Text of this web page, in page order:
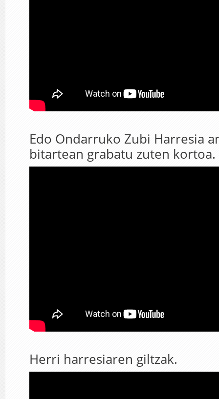
Edo Ondarruko Zubi Harresia
bitartean grabatu zuten kortoa.
Herri harresiaren giltzak.